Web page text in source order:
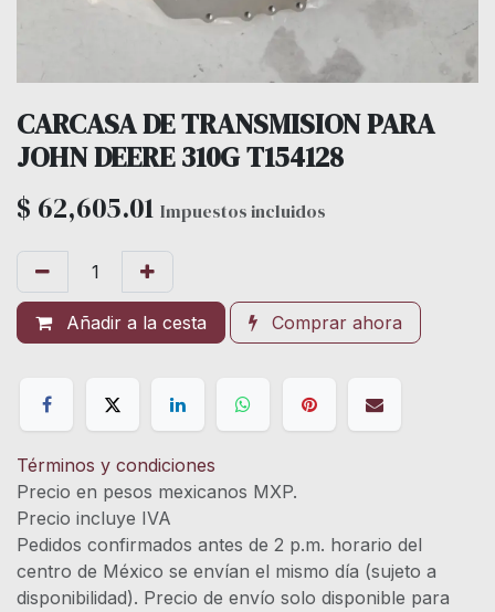
CARCASA DE TRANSMISION PARA
JOHN DEERE 310G T154128
$ 62,605.01 Impuestos incluidos
Añadir a la cesta Comprar ahora
Términos y condiciones
Precio en pesos mexicanos MXP.
Precio incluye IVA
Pedidos confirmados antes de 2 p.m. horario del
centro de México se envían el mismo día (sujeto a
disponibilidad). Precio de envío solo disponible para